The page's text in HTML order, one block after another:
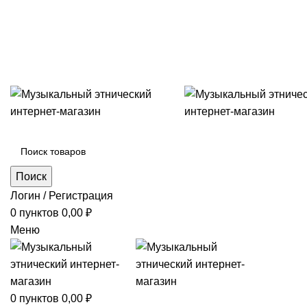
Поиск
Логин / Регистрация
0 пунктов 0,00 ₽
Меню
0 пунктов 0,00 ₽